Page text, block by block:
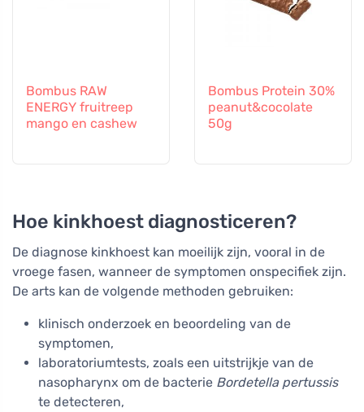
Bombus RAW
ENERGY fruitreep
mango en cashew
Bombus Protein 30%
peanut&cocolate
50g
Hoe kinkhoest diagnosticeren?
De diagnose kinkhoest kan moeilijk zijn, vooral in de
vroege fasen, wanneer de symptomen onspecifiek zijn.
De arts kan de volgende methoden gebruiken:
klinisch onderzoek en beoordeling van de
symptomen,
laboratoriumtests, zoals een uitstrijkje van de
nasopharynx om de bacterie Bordetella pertussis
te detecteren,